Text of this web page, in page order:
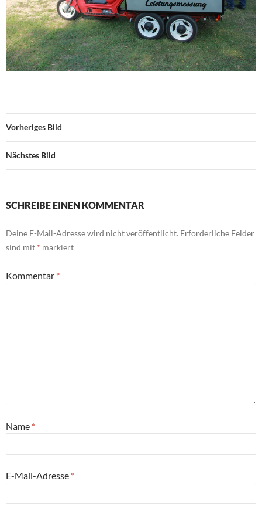
Vorheriges Bild
Nächstes Bild
SCHREIBE EINEN KOMMENTAR
Deine E-Mail-Adresse wird nicht veröffentlicht. Erforderliche Felder
sind mit * markiert
Kommentar *
Name *
E-Mail-Adresse *